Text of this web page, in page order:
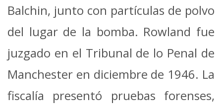
Balchin, junto con partículas de polvo
del lugar de la bomba. Rowland fue
juzgado en el Tribunal de lo Penal de
Manchester en diciembre de 1946. La
fiscalía presentó pruebas forenses,